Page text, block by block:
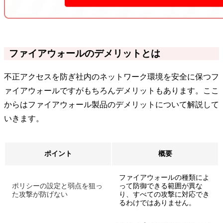
ファイアウォールのデメリットとは
不正アクセスを防ぎ社内のネットワーク環境を安全に保つフ
ァイアウォールですがもちろんデメリットもあります。ここ
からはファイアウォール製品のデメリットについて解説して
いきます。
ポイント 概要
ポリシーの設定と弱点を狙っ
た攻撃が防げない
ファイアウォールの種類によ
って防御できる範囲が異な
り、すべての攻撃に対応でき
るわけではありません。